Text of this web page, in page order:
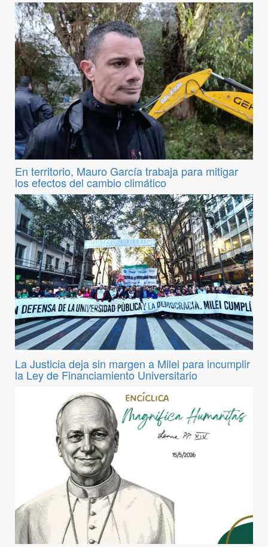
En territorio, Mauro García trabaja para mitigar
los efectos del cambio climático
La Justicia deja sin margen a Milei para incumplir
la Ley de Financiamiento Universitario